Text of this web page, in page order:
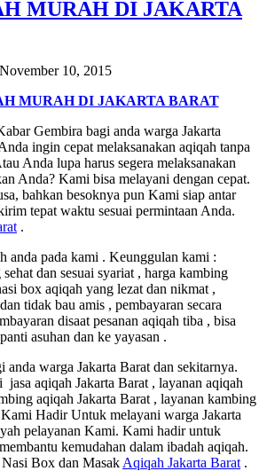
MURAH DI JAKARTA
November 10, 2015
MURAH DI JAKARTA BARAT
Gembira bagi anda warga Jakarta
ingin cepat melaksanakan aqiqah tanpa
Anda lupa harus segera melaksanakan
Anda? Kami bisa melayani dengan cepat.
bahkan besoknya pun Kami siap antar
tepat waktu sesuai permintaan Anda.
.
pada kami . Keunggulan kami :
dan sesuai syariat , harga kambing
box aqiqah yang lezat dan nikmat ,
tidak bau amis , pembayaran secara
disaat pesanan aqiqah tiba , bisa
asuhan dan ke yayasan .
anda warga Jakarta Barat dan sekitarnya.
jasa aqiqah Jakarta Barat , layanan aqiqah
aqiqah Jakarta Barat , layanan kambing
Hadir Untuk melayani warga Jakarta
pelayanan Kami. Kami hadir untuk
kemudahan dalam ibadah aqiqah.
Box dan Masak Aqiqah Jakarta Barat .